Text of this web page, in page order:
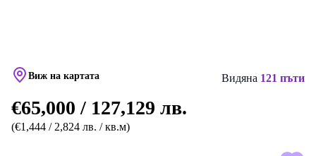
Виж на картата Видяна 121 пъти
€65,000 / 127,129 лв.
(€1,444 / 2,824 лв. / кв.м)